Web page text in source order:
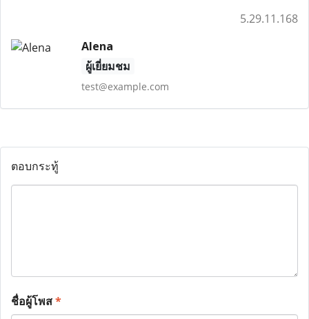
5.29.11.168
Alena
ผู้เยี่ยมชม
test@example.com
ตอบกระทู้
ชื่อผู้โพส*